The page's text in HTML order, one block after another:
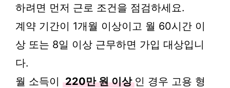
하려면 먼저 근로 조건을 점검하세요.
계약 기간이 1개월 이상이고 월 60시간 이
상 또는 8일 이상 근무하면 가입 대상입니
다.
월 소득이 220만 원 이상 인 경우 고용 형